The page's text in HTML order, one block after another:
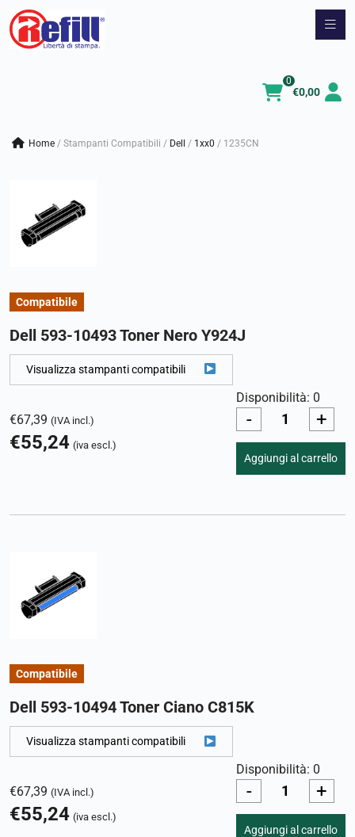
Vai
€0,00
0
Home / Stampanti Compatibili / dell / 1xx0 / 1235CN
Compatibile
Dell 593-10493 Toner Nero Y924J
Visualizza stampanti compatibili
€67,39 (IVA incl.)
€55,24 (iva escl.)
Disponibilità: 0
- +
Aggiungi al carrello
Compatibile
Dell 593-10494 Toner Ciano C815K
Visualizza stampanti compatibili
€67,39 (IVA incl.)
€55,24 (iva escl.)
Disponibilità: 0
- +
Aggiungi al carrello